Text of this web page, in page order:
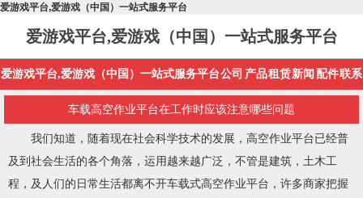
爱游戏平台,爱游戏（中国）一站式服务平台
爱游戏平台,爱游戏（中国）一站式服务平台
爱游戏平台,爱游戏（中国）一站式服务平台公司 产品租赁新闻 配件联系
车载高空作业平台在工作时应该注意哪些问题
我们知道，随着现在社会科学技术的发展，高空作业平台已经普
及到社会生活的各个角落，运用越来越广泛，不管是建筑，土木工
程，及人们的日常生活都离不开车载式高空作业平台，许多商家把握